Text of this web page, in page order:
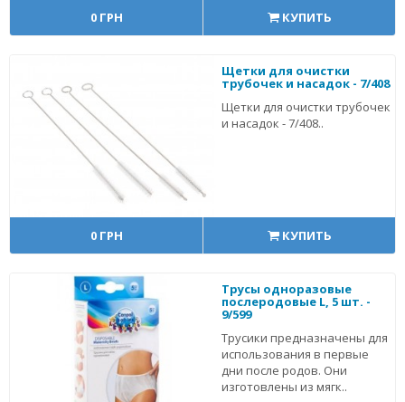
0 ГРН КУПИТЬ
Щетки для очистки
трубочек и насадок - 7/408
Щетки для очистки трубочек
и насадок - 7/408..
0 ГРН КУПИТЬ
Трусы одноразовые
послеродовые L, 5 шт. -
9/599
Трусики предназначены для
использования в первые
дни после родов. Они
изготовлены из мягк..